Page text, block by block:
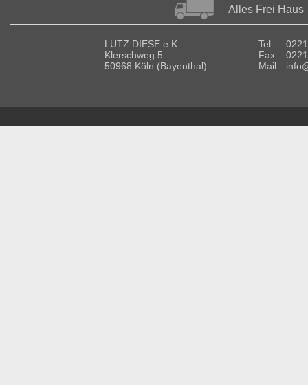
Alles Frei Haus
LUTZ DIESE e.K.
Klerschweg 5
50968 Köln (Bayenthal)
Tel
Fax
Mail